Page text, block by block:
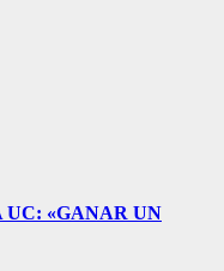
UC: «GANAR UN